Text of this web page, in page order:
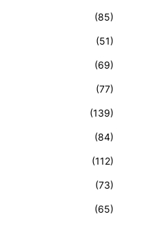
(85)
(51)
(69)
(77)
(139)
(84)
(112)
(73)
(65)